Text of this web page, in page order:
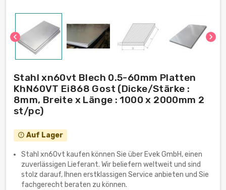
chevron_left chevron_right
Stahl xn60vt Blech 0.5-60mm Platten
KhN60VT Ei868 Gost (Dicke/Stärke :
8mm, Breite x Länge : 1000 x 2000mm 2
st/pc)
error_outline Auf Lager
Stahl xn60vt kaufen können Sie über Evek GmbH, einen
zuverlässigen Lieferant. Wir beliefern weltweit und sind
stolz darauf, Ihnen erstklassigen Service anbieten und Sie
fachgerecht beraten zu können.